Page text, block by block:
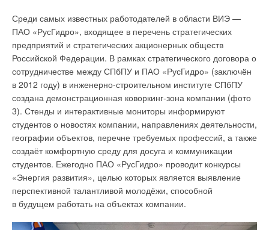
Среди самых известных работодателей в области ВИЭ —
ПАО «РусГидро», входящее в перечень стратегических
предприятий и стратегических акционерных обществ
Российской Федерации. В рамках стратегического договора о
сотрудничестве между СПбПУ и ПАО «РусГидро» (заключён
в 2012 году) в инженерно-строительном институте СПбПУ
создана демонстрационная коворкинг-зона компании (фото
3). Стенды и интерактивные мониторы информируют
студентов о новостях компании, направлениях деятельности,
географии объектов, перечне требуемых профессий, а также
создаёт комфортную среду для досуга и коммуникации
студентов. Ежегодно ПАО «РусГидро» проводит конкурсы
«Энергия развития», целью которых является выявление
перспективной талантливой молодёжи, способной
в будущем работать на объектах компании.